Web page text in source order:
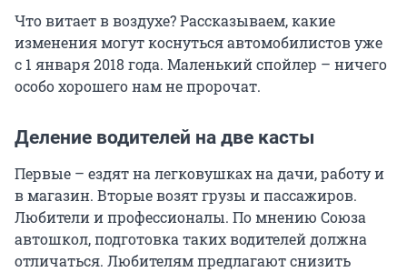
Что витает в воздухе? Рассказываем, какие
изменения могут коснуться автомобилистов уже
с 1 января 2018 года. Маленький спойлер – ничего
особо хорошего нам не пророчат.
Деление водителей на две касты
Первые – ездят на легковушках на дачи, работу и
в магазин. Вторые возят грузы и пассажиров.
Любители и профессионалы. По мнению Союза
автошкол, подготовка таких водителей должна
отличаться. Любителям предлагают снизить